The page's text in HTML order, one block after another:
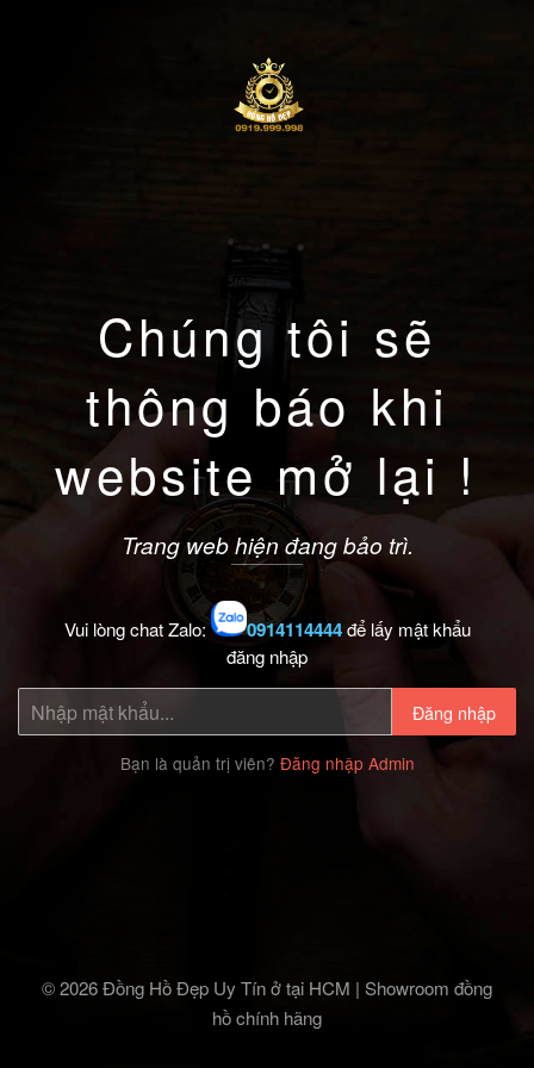
Chúng tôi sẽ
thông báo khi
website mở lại !
Trang web hiện đang bảo trì.
Vui lòng chat Zalo: 0914114444để lấy mật khẩu
đăng nhập
Đăng nhập
Bạn là quản trị viên? Đăng nhập Admin
© 2026 Đồng Hồ Đẹp Uy Tín ở tại HCM | Showroom đồng
hồ chính hãng‎